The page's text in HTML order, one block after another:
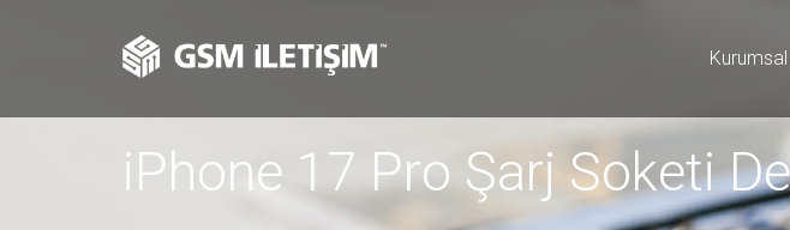
Kurumsal
iPhone 17 Pro Şarj Soketi